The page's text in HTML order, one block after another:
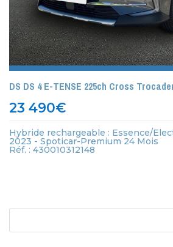
DS DS 4 E-TENSE 225ch Cross
23 490€
Hybride rechargeable : Essence/
2023 - Spoticar-Premium 24 Mois
Réf. : 430010312148